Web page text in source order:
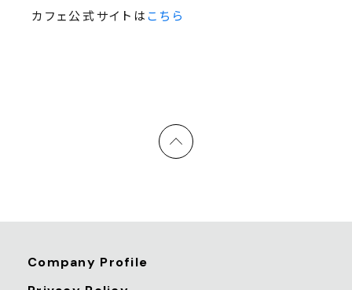
カフェ公式サイトは こちら
Company Profile